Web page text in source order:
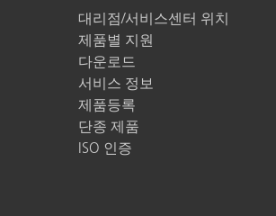
대리점/서비스센터 위치
제품별 지원
다운로드
서비스 정보
제품등록
단종 제품
ISO 인증